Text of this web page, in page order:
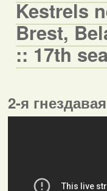
Kestrels
Brest,
:: 17th
2-я